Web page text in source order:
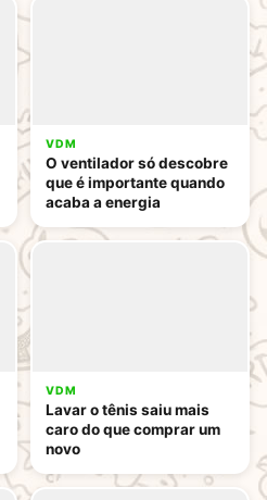
VDM
O ventilador só descobre
que é importante quando
acaba a energia
VDM
Lavar o tênis saiu mais
caro do que comprar um
novo